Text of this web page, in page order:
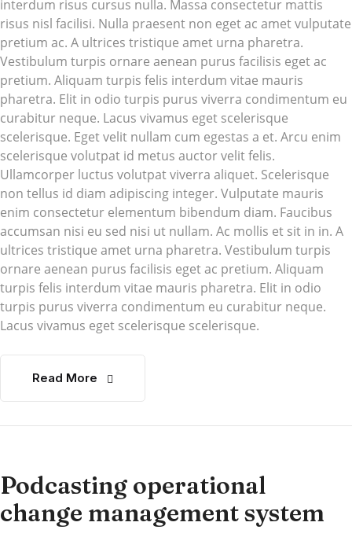
interdum risus cursus nulla. Massa consectetur mattis
risus nisl facilisi. Nulla praesent non eget ac amet vulputate
pretium ac. A ultrices tristique amet urna pharetra.
Vestibulum turpis ornare aenean purus facilisis eget ac
pretium. Aliquam turpis felis interdum vitae mauris
pharetra. Elit in odio turpis purus viverra condimentum eu
curabitur neque. Lacus vivamus eget scelerisque
scelerisque. Eget velit nullam cum egestas a et. Arcu enim
scelerisque volutpat id metus auctor velit felis.
Ullamcorper luctus volutpat viverra aliquet. Scelerisque
non tellus id diam adipiscing integer. Vulputate mauris
enim consectetur elementum bibendum diam. Faucibus
accumsan nisi eu sed nisi ut nullam. Ac mollis et sit in in. A
ultrices tristique amet urna pharetra. Vestibulum turpis
ornare aenean purus facilisis eget ac pretium. Aliquam
turpis felis interdum vitae mauris pharetra. Elit in odio
turpis purus viverra condimentum eu curabitur neque.
Lacus vivamus eget scelerisque scelerisque.
Read More
Podcasting operational
change management system